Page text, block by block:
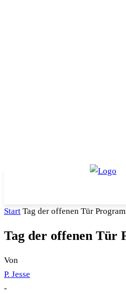
Start Tag der offenen Tür
Tag der offenen Tür
Von
P. Jesse
-